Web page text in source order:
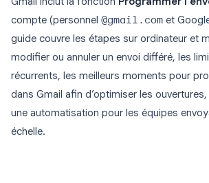
compte (personnel @gmail.com et
guide couvre les étapes sur ordinateur et
modifier ou annuler un envoi différé, les
récurrents, les meilleurs moments pour
dans Gmail afin d’optimiser les
une automatisation pour les équipes
échelle.